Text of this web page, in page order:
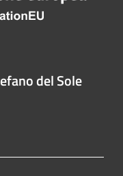
del Sole